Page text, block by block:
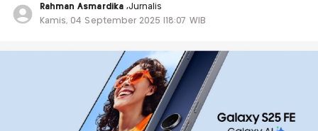
Rahman Asmardika ,Jurnalis
Kamis, 04 September 2025 |18:07 WIB